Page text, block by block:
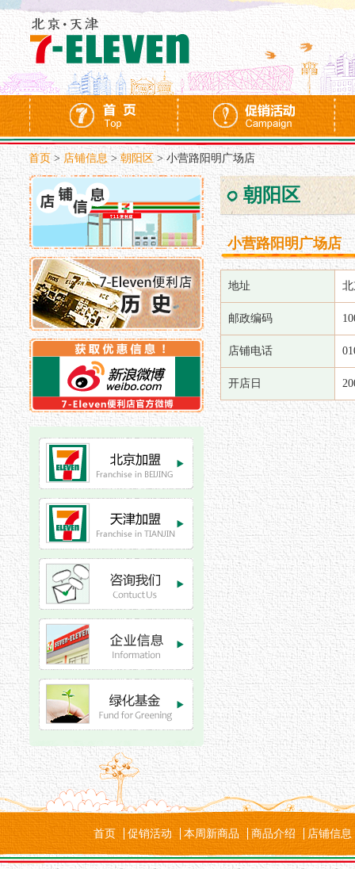
首页 > 店铺信息>朝阳区 >小营路阳明广场店
朝阳区
小营路阳明广场店
地址
邮政编码
店铺电话
开店日
首页 促销活动 本周新商品 商品介绍 店铺信息